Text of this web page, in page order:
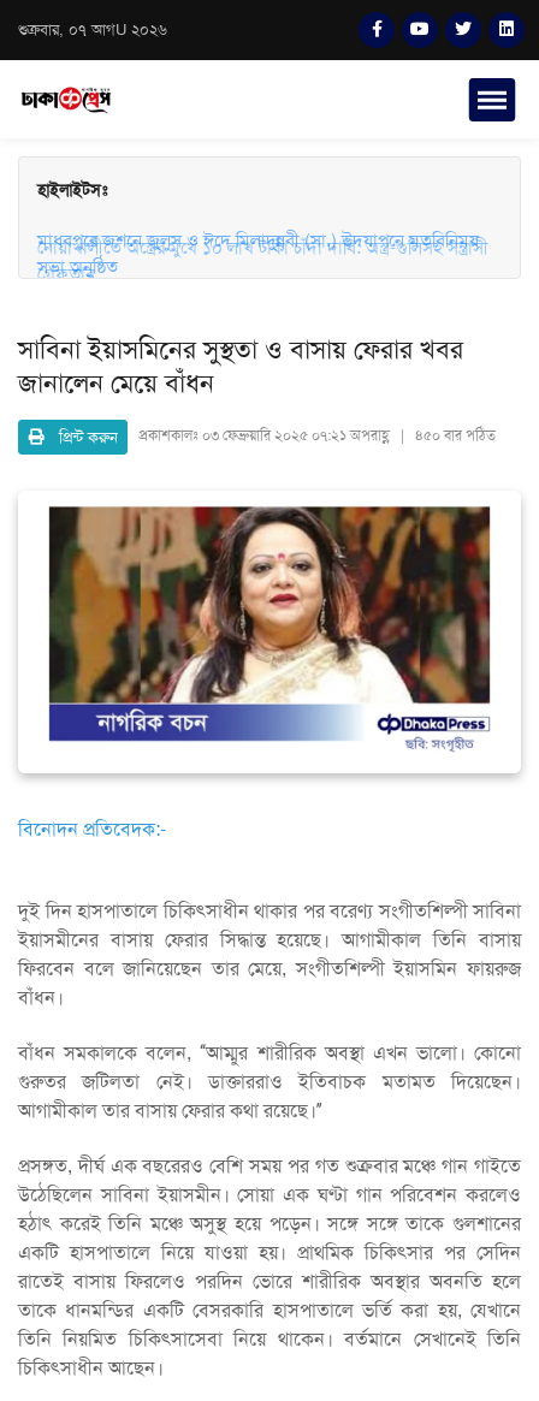
শুক্রবার, ০৭ আগU ২০২৬
হাইলাইটসঃ
নোয়াখালীতে অস্ত্রের মুখে ১০ লাখ টাকা চাঁদা দাবি: অস্ত্র-গুলিসহ সন্ত্রাসী
সভা অনুষ্ঠিত
সাবিনা ইয়াসমিনের সুস্থতা ও বাসায় ফেরার খবর
জানালেন মেয়ে বাঁধন
প্রিন্ট করুন প্রকাশকালঃ ০৩ ফেব্রুয়ারি ২০২৫ ০৭:২১ অপরাহ্ণ | ৪৫০ বার পঠিত
বিনোদন প্রতিবেদক:-
দুই দিন হাসপাতালে চিকিৎসাধীন থাকার পর বরেণ্য সংগীতশিল্পী সাবিনা
ইয়াসমীনের বাসায় ফেরার সিদ্ধান্ত হয়েছে। আগামীকাল তিনি বাসায়
ফিরবেন বলে জানিয়েছেন তার মেয়ে, সংগীতশিল্পী ইয়াসমিন ফায়রুজ
বাঁধন।
বাঁধন সমকালকে বলেন, ‘‘আম্মুর শারীরিক অবস্থা এখন ভালো। কোনো
গুরুতর জটিলতা নেই। ডাক্তাররাও ইতিবাচক মতামত দিয়েছেন।
আগামীকাল তার বাসায় ফেরার কথা রয়েছে।’’
প্রসঙ্গত, দীর্ঘ এক বছরেরও বেশি সময় পর গত শুক্রবার মঞ্চে গান গাইতে
উঠেছিলেন সাবিনা ইয়াসমীন। সোয়া এক ঘণ্টা গান পরিবেশন করলেও
হঠাৎ করেই তিনি মঞ্চে অসুস্থ হয়ে পড়েন। সঙ্গে সঙ্গে তাকে গুলশানের
একটি হাসপাতালে নিয়ে যাওয়া হয়। প্রাথমিক চিকিৎসার পর সেদিন
রাতেই বাসায় ফিরলেও পরদিন ভোরে শারীরিক অবস্থার অবনতি হলে
তাকে ধানমন্ডির একটি বেসরকারি হাসপাতালে ভর্তি করা হয়, যেখানে
তিনি নিয়মিত চিকিৎসাসেবা নিয়ে থাকেন। বর্তমানে সেখানেই তিনি
চিকিৎসাধীন আছেন।